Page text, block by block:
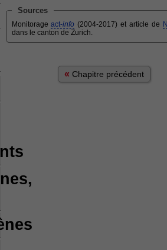
Sources
Monitorage act-info (2004-2017) et article de
dans le canton de Zurich.
« Chapitre précédent